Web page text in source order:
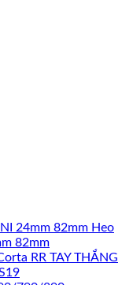
Heo
82mm
TAY THẮNG